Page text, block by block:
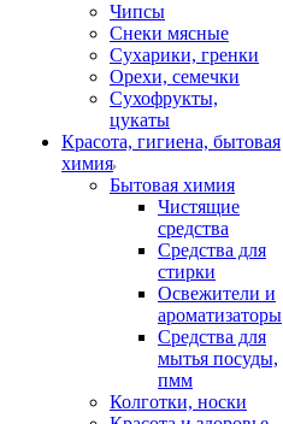
Чипсы
Снеки мясные
Сухарики, гренки
Орехи, семечки
Сухофрукты,
цукаты
Красота, гигиена, бытовая
химия
Бытовая химия
Чистящие
средства
Средства для
стирки
Освежители и
ароматизаторы
Средства для
мытья посуды,
пмм
Колготки, носки